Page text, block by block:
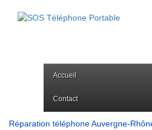
Accueil
Contact
Réparation téléphone Auvergne-